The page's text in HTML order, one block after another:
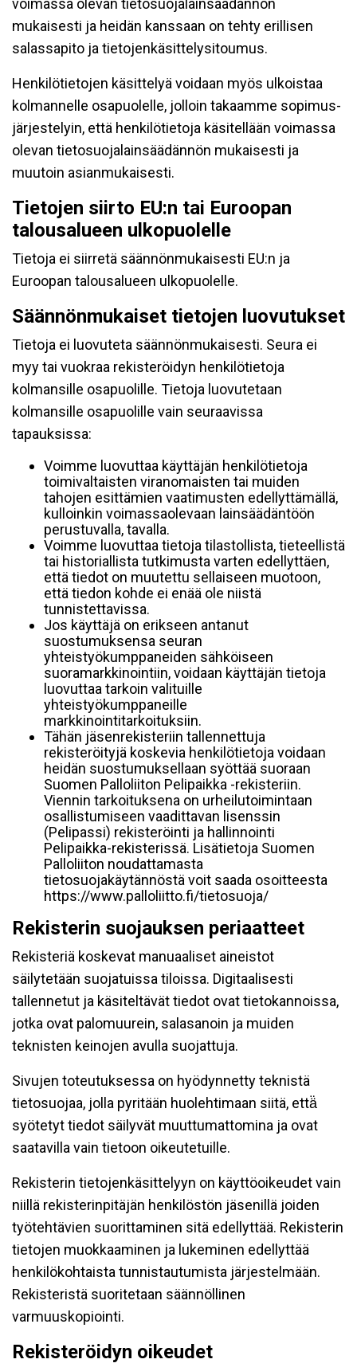
voimassa olevan tietosuojalainsäädännön
mukaisesti ja heidän kanssaan on tehty erillisen
salassapito ja tietojenkäsittelysitoumus.
Henkilötietojen käsittelyä voidaan myös ulkoistaa
kolmannelle osapuolelle, jolloin takaamme sopimus-
järjestelyin, että henkilötietoja käsitellään voimassa
olevan tietosuojalainsäädännön mukaisesti ja
muutoin asianmukaisesti.
Tietojen siirto EU:n tai Euroopan
talousalueen ulkopuolelle
Tietoja ei siirretä säännönmukaisesti EU:n ja
Euroopan talousalueen ulkopuolelle.
Säännönmukaiset tietojen luovutukset
Tietoja ei luovuteta säännönmukaisesti. Seura ei
myy tai vuokraa rekisteröidyn henkilötietoja
kolmansille osapuolille. Tietoja luovutetaan
kolmansille osapuolille vain seuraavissa
tapauksissa:
Voimme luovuttaa käyttäjän henkilötietoja
toimivaltaisten viranomaisten tai muiden
tahojen esittämien vaatimusten edellyttämällä,
kulloinkin voimassaolevaan lainsäädäntöön
perustuvalla, tavalla.
Voimme luovuttaa tietoja tilastollista, tieteellistä
tai historiallista tutkimusta varten edellyttäen,
että tiedot on muutettu sellaiseen muotoon,
että tiedon kohde ei enää ole niistä
tunnistettavissa.
Jos käyttäjä on erikseen antanut
suostumuksensa seuran
yhteistyökumppaneiden sähköiseen
suoramarkkinointiin, voidaan käyttäjän tietoja
luovuttaa tarkoin valituille
yhteistyökumppaneille
markkinointitarkoituksiin.
Tähän jäsenrekisteriin tallennettuja
rekisteröityjä koskevia henkilötietoja voidaan
heidän suostumuksellaan syöttää suoraan
Suomen Palloliiton Pelipaikka -rekisteriin.
Viennin tarkoituksena on urheilutoimintaan
osallistumiseen vaadittavan lisenssin
(Pelipassi) rekisteröinti ja hallinnointi
Pelipaikka-rekisterissä. Lisätietoja Suomen
Palloliiton noudattamasta
tietosuojakäytännöstä voit saada osoitteesta
https://www.palloliitto.fi/tietosuoja/
Rekisterin suojauksen periaatteet
Rekisteriä koskevat manuaaliset aineistot
säilytetään suojatuissa tiloissa. Digitaalisesti
tallennetut ja käsiteltävät tiedot ovat tietokannoissa,
jotka ovat palomuurein, salasanoin ja muiden
teknisten keinojen avulla suojattuja.
Sivujen toteutuksessa on hyödynnetty teknistä
tietosuojaa, jolla pyritään huolehtimaan siitä, että̈
syötetyt tiedot säilyvät muuttumattomina ja ovat
saatavilla vain tietoon oikeutetuille.
Rekisterin tietojenkäsittelyyn on käyttöoikeudet vain
niillä rekisterinpitäjän henkilöstön jäsenillä joiden
työtehtävien suorittaminen sitä edellyttää. Rekisterin
tietojen muokkaaminen ja lukeminen edellyttää
henkilökohtaista tunnistautumista järjestelmään.
Rekisteristä suoritetaan säännöllinen
varmuuskopiointi.
Rekisteröidyn oikeudet